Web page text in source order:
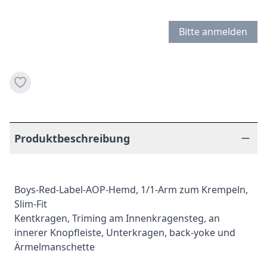
Bitte anmelden
Produktbeschreibung
Boys-Red-Label-AOP-Hemd, 1/1-Arm zum Krempeln,
Slim-Fit
Kentkragen, Triming am Innenkragensteg, an
innerer Knopfleiste, Unterkragen, back-yoke und
Ärmelmanschette